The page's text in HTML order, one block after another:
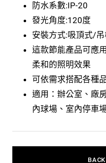
防水系數:IP-20
發光角度:120度
安裝方式:吸頂式/
這款節能產品可應
柔和的照明效果
可依需求搭配各種
適用：辦公室、廠
內球場、室內停車